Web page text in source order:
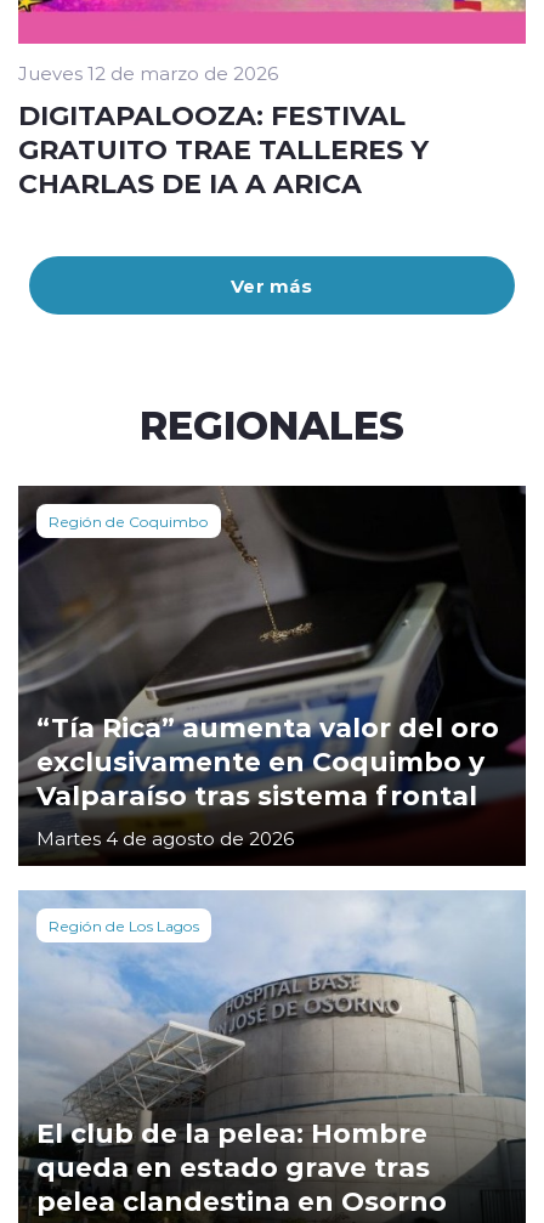
Ver más
Jueves 12 de marzo de 2026
DIGITAPALOOZA: FESTIVAL
GRATUITO TRAE TALLERES Y
CHARLAS DE IA A ARICA
REGIONALES
Región de Coquimbo
“Tía Rica” aumenta valor del oro
exclusivamente en Coquimbo y
Valparaíso tras sistema frontal
Martes 4 de agosto de 2026
Región de Los Lagos
El club de la pelea: Hombre
queda en estado grave tras
pelea clandestina en Osorno